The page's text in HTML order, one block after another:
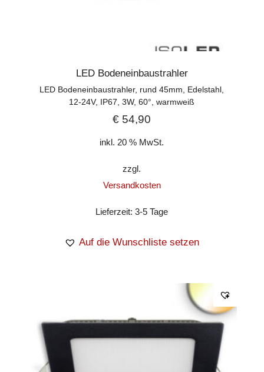
LED Bodeneinbaustrahler
LED Bodeneinbaustrahler, rund 45mm, Edelstahl,
12-24V, IP67, 3W, 60°, warmweiß
€ 54,90
inkl. 20 % MwSt.
zzgl.
Versandkosten
Lieferzeit:3-5 Tage
Auf die Wunschliste setzen